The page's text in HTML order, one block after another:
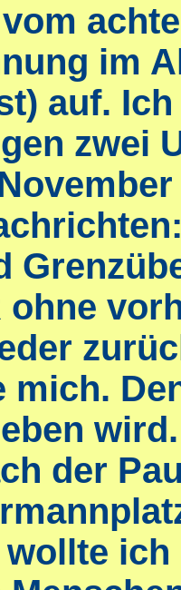
im
auf.
zwei
ohne
mich.
wird.
der
wollte